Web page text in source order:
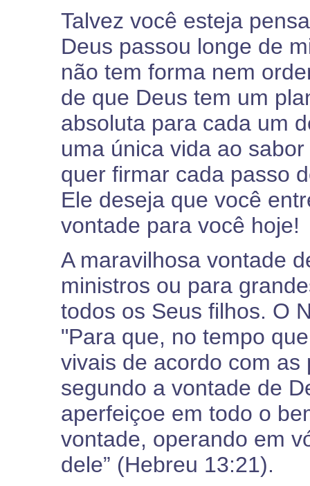
Talvez você esteja
Deus passou longe de
não tem forma nem
de que Deus tem um
absoluta para cada um
uma única vida ao
quer firmar cada passo
Ele deseja que você
vontade para você hoje!
A maravilhosa vontade
ministros ou para
todos os Seus filhos. O
"Para que, no tempo
vivais de acordo com
segundo a vontade de
aperfeiçoe em todo o
vontade, operando em
dele” (Hebreu 13:21).